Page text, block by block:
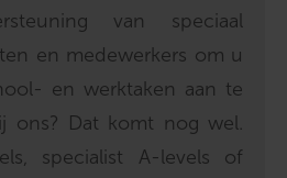
van speciaal
en medewerkers om u
en werktaken aan te
ons? Dat komt nog wel.
specialist A-levels of